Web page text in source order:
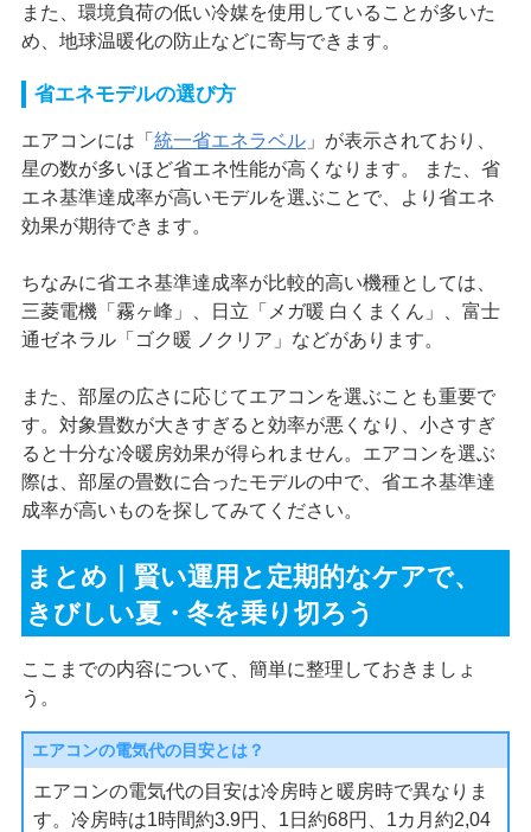
また、環境負荷の低い冷媒を使用していることが多いた
め、地球温暖化の防止などに寄与できます。
省エネモデルの選び方
エアコンには「 統一省エネラベル」が表示されており、
星の数が多いほど省エネ性能が高くなります。 また、省
エネ基準達成率が高いモデルを選ぶことで、より省エネ
効果が期待できます。
ちなみに省エネ基準達成率が比較的高い機種としては、
三菱電機「霧ヶ峰」、日立「メガ暖 白くまくん」、富士
通ゼネラル「ゴク暖 ノクリア」などがあります。
また、部屋の広さに応じてエアコンを選ぶことも重要で
す。対象畳数が大きすぎると効率が悪くなり、小さすぎ
ると十分な冷暖房効果が得られません。エアコンを選ぶ
際は、部屋の畳数に合ったモデルの中で、省エネ基準達
成率が高いものを探してみてください。
まとめ｜賢い運用と定期的なケアで、
きびしい夏・冬を乗り切ろう
ここまでの内容について、簡単に整理しておきましょ
う。
エアコンの電気代の目安とは？
エアコンの電気代の目安は冷房時と暖房時で異なりま
す。冷房時は1時間約3.9円、1日約68円、1カ月約2,04